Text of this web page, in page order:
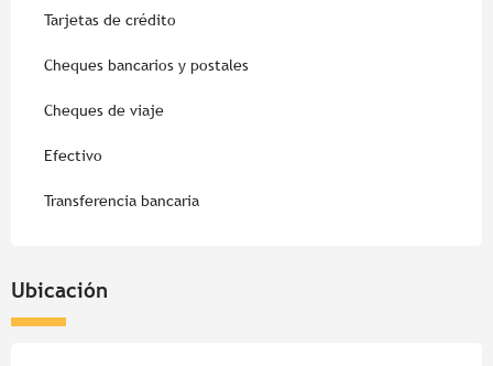
Tarjetas de crédito
Cheques bancarios y postales
Cheques de viaje
Efectivo
Transferencia bancaria
Ubicación